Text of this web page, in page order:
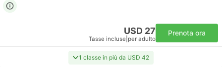
USD 27
Tasse incluse per adulto
Prenota ora
1 classe in più da USD 42